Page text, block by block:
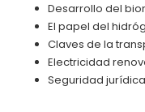
Desarrollo del
El papel del
Claves de la
Electricidad
Seguridad